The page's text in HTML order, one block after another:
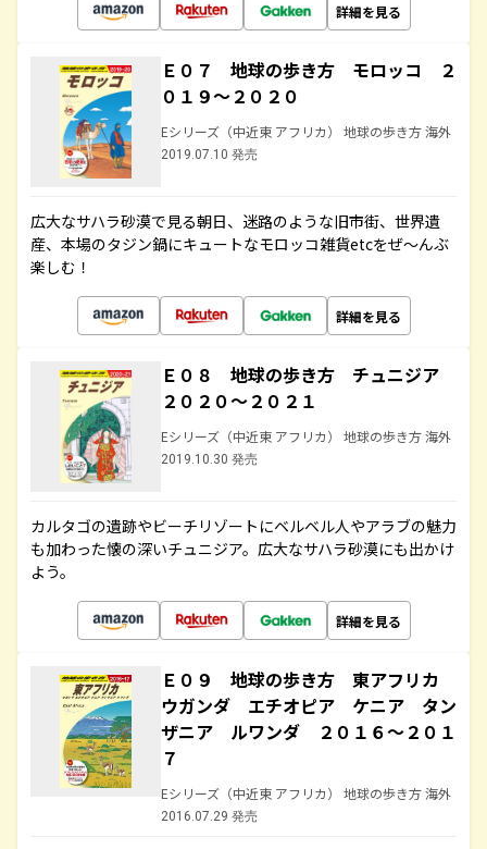
詳細を見る
Ｅ０７ 地球の歩き方 モロッコ ２
０１９～２０２０
Eシリーズ（中近東 アフリカ） 地球の歩き方 海外
2019.07.10 発売
広大なサハラ砂漠で見る朝日、迷路のような旧市街、世界遺
産、本場のタジン鍋にキュートなモロッコ雑貨etcをぜ～んぶ
楽しむ！
詳細を見る
Ｅ０８ 地球の歩き方 チュニジア
２０２０～２０２１
Eシリーズ（中近東 アフリカ） 地球の歩き方 海外
2019.10.30 発売
カルタゴの遺跡やビーチリゾートにベルベル人やアラブの魅力
も加わった懐の深いチュニジア。広大なサハラ砂漠にも出かけ
よう。
詳細を見る
Ｅ０９ 地球の歩き方 東アフリカ
ウガンダ エチオピア ケニア タン
ザニア ルワンダ ２０１６～２０１
７
Eシリーズ（中近東 アフリカ） 地球の歩き方 海外
2016.07.29 発売